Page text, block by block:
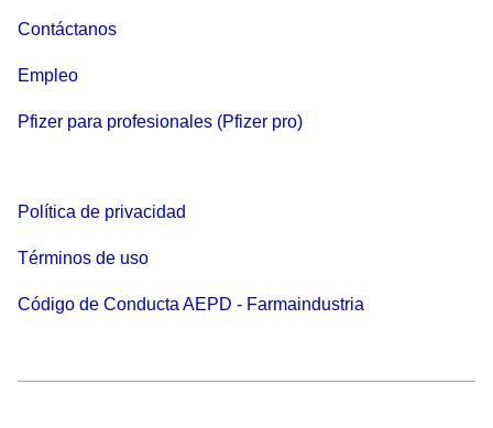
Contáctanos
Empleo
Pfizer para profesionales (Pfizer pro)
Política de privacidad
Términos de uso
Código de Conducta AEPD - Farmaindustria